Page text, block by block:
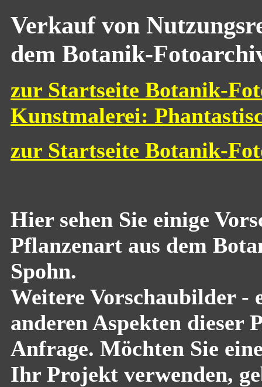
Verkauf von
dem Botanik-
zur Startseite Botanik-
Kunstmalerei:
zur Startseite Botanik-
Hier sehen Sie einige
Pflanzenart aus dem
Spohn.
Weitere Vorschaubilder -
anderen Aspekten dieser
Anfrage. Möchten Sie
Ihr Projekt verwenden,